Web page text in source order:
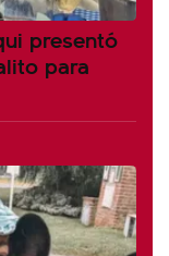
presentó
para